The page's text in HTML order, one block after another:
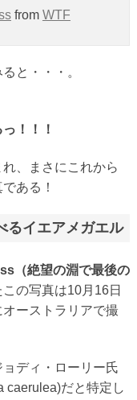
from WTF
と・・・。
！！！
、まさにこれから
ある！
るイエアメガエル
（絶望の淵で最後の
の写真は10月16日
ーストラリアで撮
ディ・ローリー氏
caerulea)だと特定し